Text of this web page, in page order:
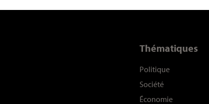
Thématiques
Politique
Société
Économie